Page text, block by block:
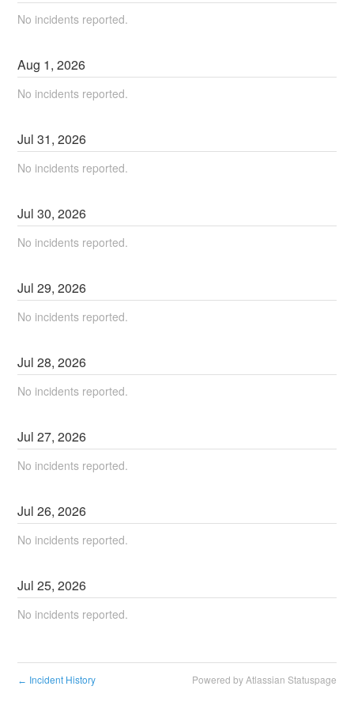
No incidents reported.
Aug 1,2026
No incidents reported.
Jul31,2026
No incidents reported.
Jul30,2026
No incidents reported.
Jul29,2026
No incidents reported.
Jul28,2026
No incidents reported.
Jul27,2026
No incidents reported.
Jul26,2026
No incidents reported.
Jul25,2026
No incidents reported.
← Incident History Powered by Atlassian Statuspage